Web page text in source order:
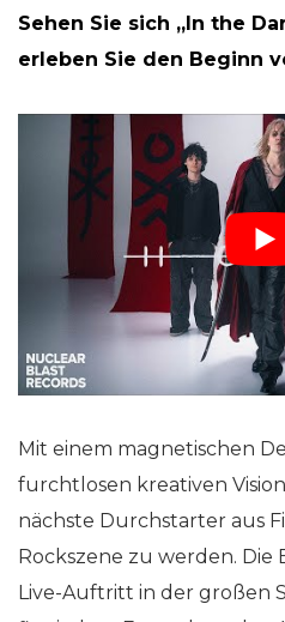
Sehen Sie sich „In the
erleben Sie den Beginn
Mit einem magnetischen
furchtlosen kreativen
nächste Durchstarter aus
Rockszene zu werden. Die
Live-Auftritt in der großen